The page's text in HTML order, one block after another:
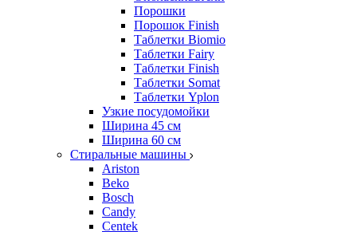
Порошки
Порошок Finish
Таблетки Biomio
Таблетки Fairy
Таблетки Finish
Таблетки Somat
Таблетки Yplon
Узкие посудомойки
Ширина 45 см
Ширина 60 см
Стиральные машины
Ariston
Beko
Bosch
Candy
Centek